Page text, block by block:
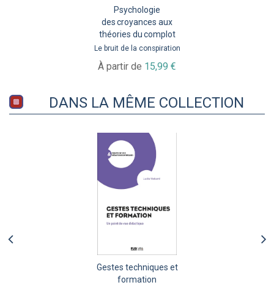
Psychologie
des croyances aux
théories du complot
Le bruit de la conspiration
À partir de 15,99 €
DANS LA MÊME COLLECTION
Gestes techniques et
formation